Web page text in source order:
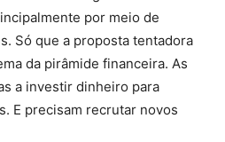
por meio de
Só que a proposta tentadora
da pirâmide financeira. As
a investir dinheiro para
E precisam recrutar novos